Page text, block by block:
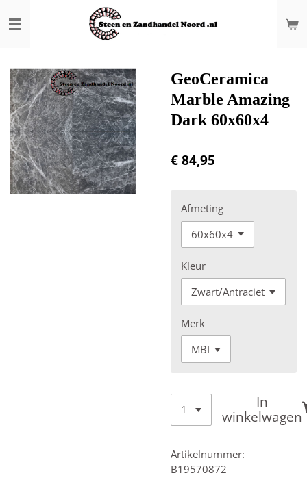
direct
hoofdinhoud
GeoCeramica
Marble Amazing
Dark 60x60x4
€ 84,95
Afmeting
Kleur
Merk
In
winkelwagen
Artikelnummer:
B19570872